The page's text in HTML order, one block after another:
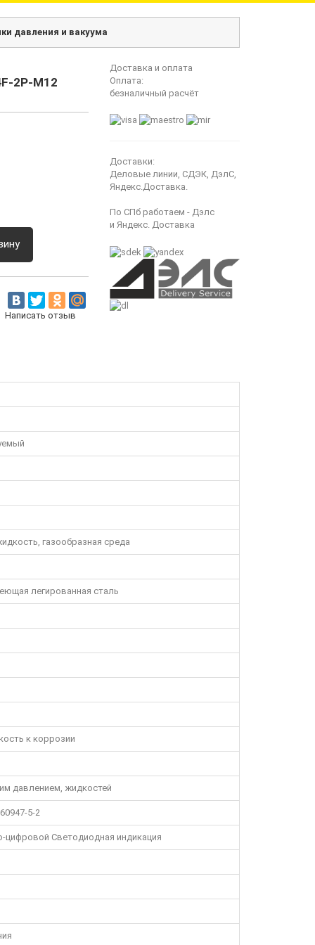
давления и вакуума
2P-M12
Написать отзыв
Доставка и оплата
Оплата:
безналичный расчёт
Доставки:
Деловые линии, СДЭК, ДэлС,
Яндекс.Доставка.
По СПб работаем - Дэлс
и Яндекс. Доставка
газообразная среда
легированная сталь
к коррозии
давлением, жидкостей
5-2
цифровой Светодиодная индикация